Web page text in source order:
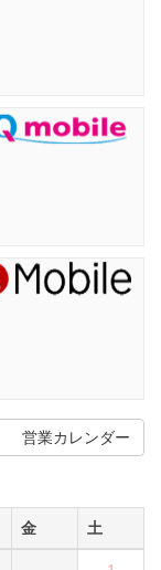
営業カレンダー
金 土